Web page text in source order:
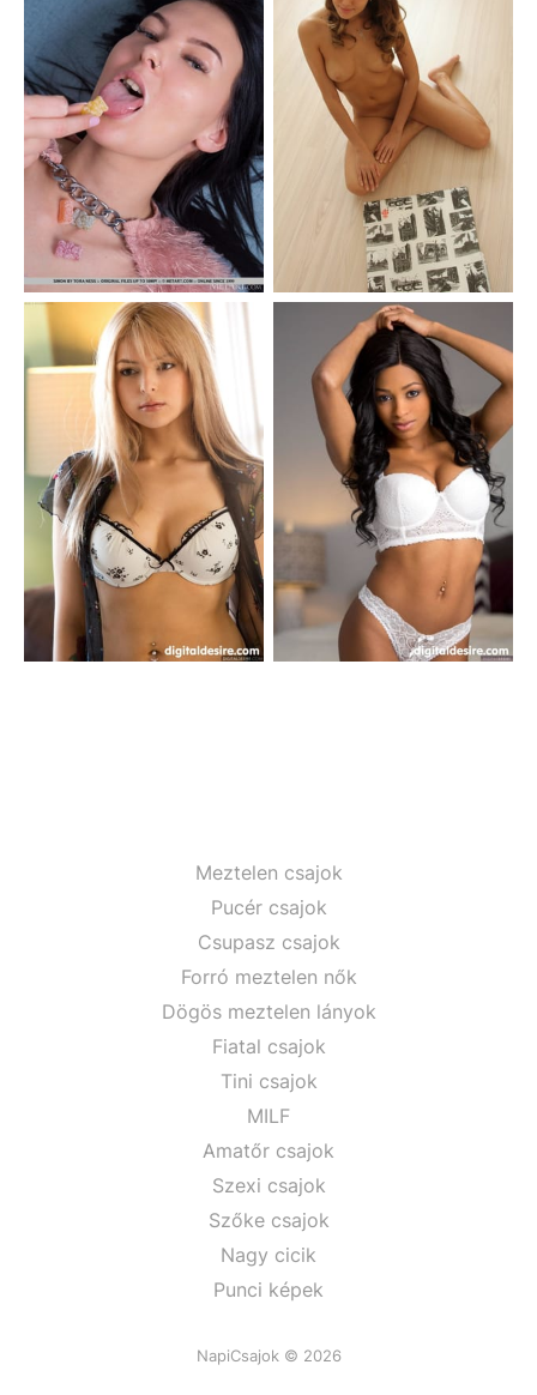
Meztelen csajok
Pucér csajok
Csupasz csajok
Forró meztelen nők
Dögös meztelen lányok
Fiatal csajok
Tini csajok
MILF
Amatőr csajok
Szexi csajok
Szőke csajok
Nagy cicik
Punci képek
NapiCsajok © 2026